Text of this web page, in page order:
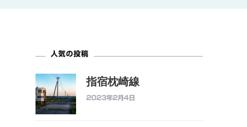
人気の投稿
指宿枕崎線
2023年2月4日